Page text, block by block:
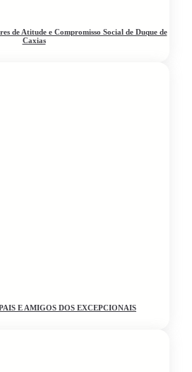
de Atitude e Compromisso Social de Duque de
Caxias
E AMIGOS DOS EXCEPCIONAIS